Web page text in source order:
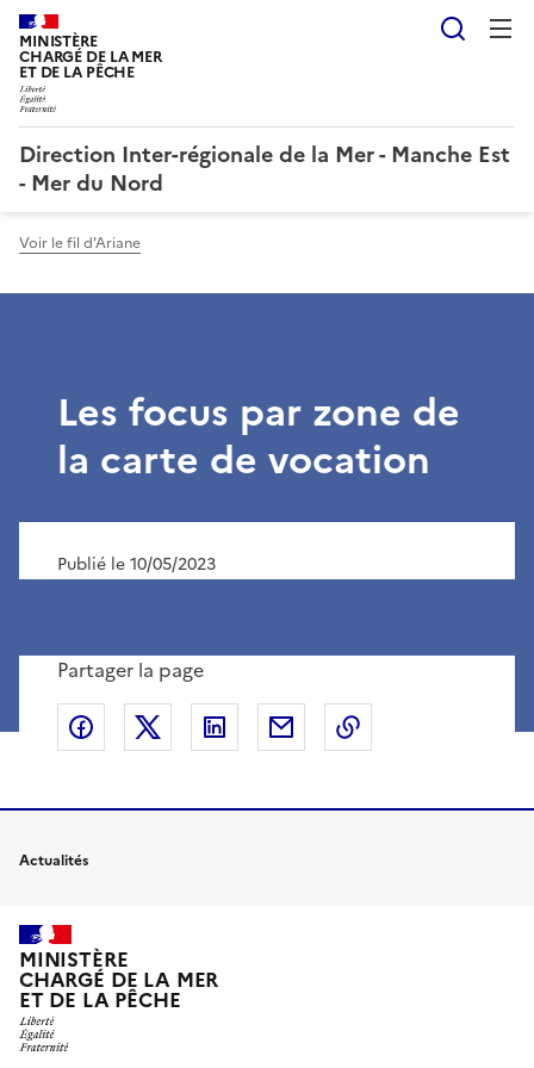
MINISTÈRE
CHARGÉ DE LA MER
ET DE LA PÊCHE
Direction Inter-régionale de la Mer - Manche Est
- Mer du Nord
Voir le fil d'Ariane
Les focus par zone de
la carte de vocation
Publié le 10/05/2023
Partager la page
Partager sur Facebook
Partager sur XPartager sur LinkedIn
Partager par email
Copier le lien
Actualités
MINISTÈRE
CHARGÉ DE LA MER
ET DE LA PÊCHE